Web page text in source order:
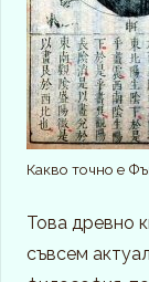
Какво точно е
Това древно
съвсем